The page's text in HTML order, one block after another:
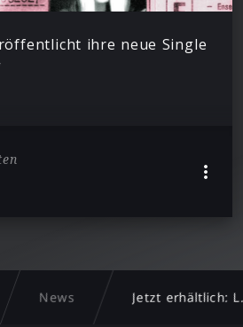
ihre neue Single
News Jetzt erhältlich: